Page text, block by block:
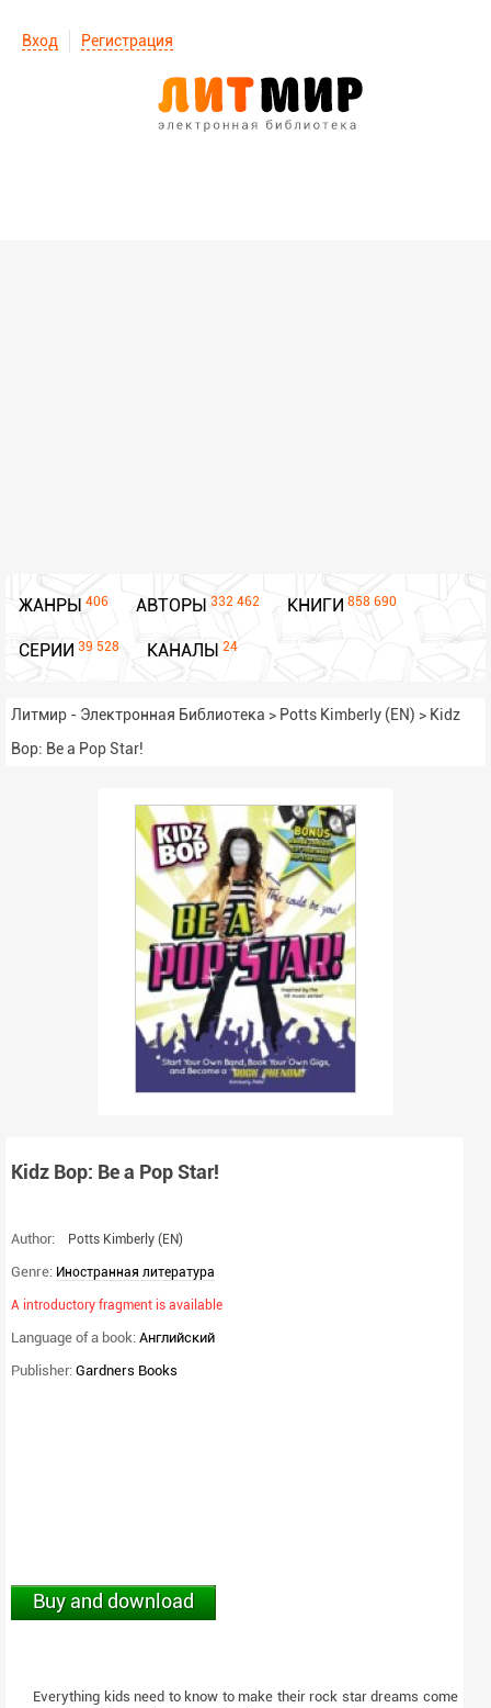
Вход Регистрация
ЖАНРЫ 406 АВТОРЫ 332 462 КНИГИ 858 690
СЕРИИ 39 528 КАНАЛЫ 24
Литмир - Электронная Библиотека > Potts Kimberly (EN) > Kidz
Bop: Be a Pop Star!
Kidz Bop: Be a Pop Star!
Author: Potts Kimberly (EN)
Genre: Иностранная литература
A introductory fragment is available
Language of a book: Английский
Publisher: Gardners Books
Buy and download
Everything kids need to know to make their rock star dreams come